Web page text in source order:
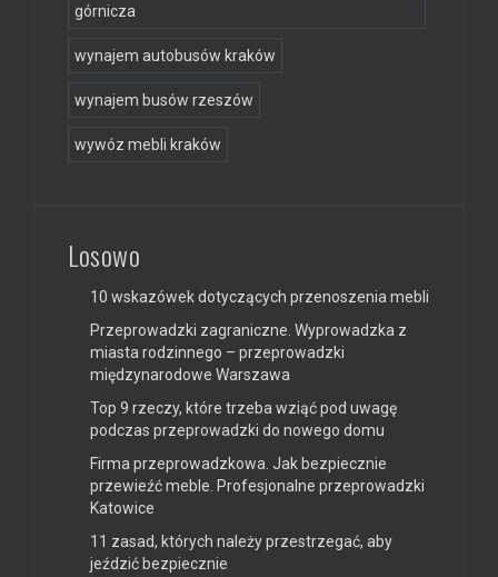
górnicza
wynajem autobusów kraków
wynajem busów rzeszów
wywóz mebli kraków
Losowo
10 wskazówek dotyczących przenoszenia mebli
Przeprowadzki zagraniczne. Wyprowadzka z
miasta rodzinnego – przeprowadzki
międzynarodowe Warszawa
Top 9 rzeczy, które trzeba wziąć pod uwagę
podczas przeprowadzki do nowego domu
Firma przeprowadzkowa. Jak bezpiecznie
przewieźć meble. Profesjonalne przeprowadzki
Katowice
11 zasad, których należy przestrzegać, aby
jeździć bezpiecznie